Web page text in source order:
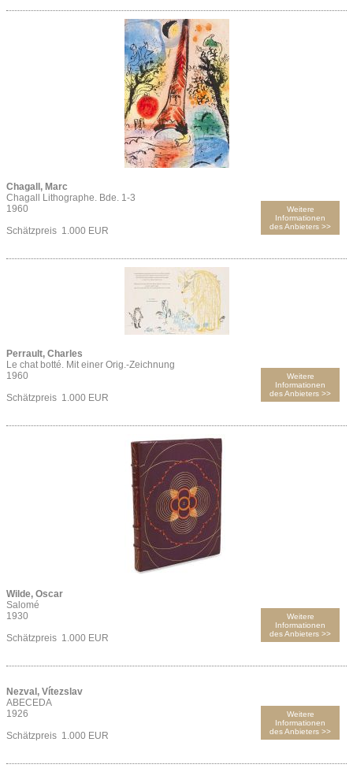
Chagall, Marc
Chagall Lithographe. Bde. 1-3
1960
Schätzpreis 1.000 EUR
Weitere
Informationen
des Anbieters >>
Perrault, Charles
Le chat botté. Mit einer Orig.-Zeichnung
1960
Schätzpreis 1.000 EUR
Weitere
Informationen
des Anbieters >>
Wilde, Oscar
Salomé
1930
Schätzpreis 1.000 EUR
Weitere
Informationen
des Anbieters >>
Nezval, Vítezslav
ABECEDA
1926
Schätzpreis 1.000 EUR
Weitere
Informationen
des Anbieters >>